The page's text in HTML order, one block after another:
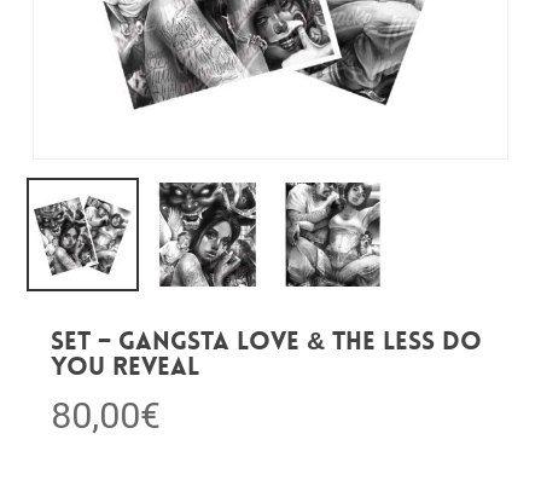
SET – Gangsta Love & The Less do
you reveal
80,00€